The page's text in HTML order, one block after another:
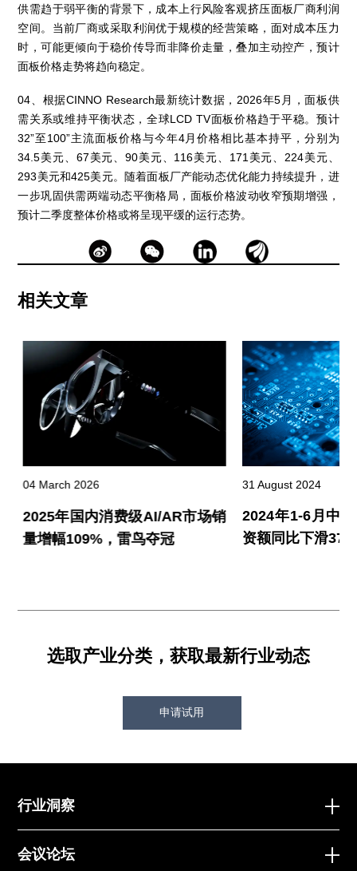
供需趋于弱平衡的背景下，成本上行风险客观挤压面板厂商利润
空间。当前厂商或采取利润优于规模的经营策略，面对成本压力
时，可能更倾向于稳价传导而非降价走量，叠加主动控产，预计
面板价格走势将趋向稳定。
04、根据CINNO Research最新统计数据，2026年5月，面板供
需关系或维持平衡状态，全球LCD TV面板价格趋于平稳。预计
32”至100”主流面板价格与今年4月价格相比基本持平，分别为
34.5美元、67美元、90美元、116美元、171美元、224美元、
293美元和425美元。随着面板厂产能动态优化能力持续提升，进
一步巩固供需两端动态平衡格局，面板价格波动收窄预期增强，
预计二季度整体价格或将呈现平缓的运行态势。
相关文章
04 March 2026
2025年国内消费级AI/AR市场销
量增幅109%，雷鸟夺冠
31 August 2024
2024年1-6月中
资额同比下滑
选取产业分类，获取最新行业动态
申请试用
行业洞察
会议论坛